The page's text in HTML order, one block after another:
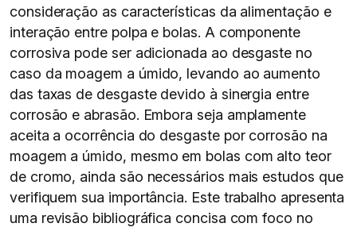
consideração as características da alimentação e
interação entre polpa e bolas. A componente
corrosiva pode ser adicionada ao desgaste no
caso da moagem a úmido, levando ao aumento
das taxas de desgaste devido à sinergia entre
corrosão e abrasão. Embora seja amplamente
aceita a ocorrência do desgaste por corrosão na
moagem a úmido, mesmo em bolas com alto teor
de cromo, ainda são necessários mais estudos que
verifiquem sua importância. Este trabalho apresenta
uma revisão bibliográfica concisa com foco no